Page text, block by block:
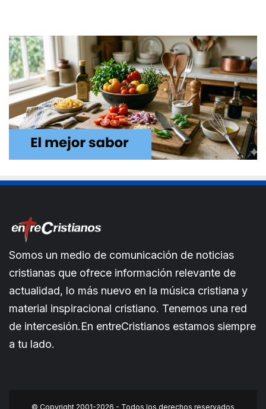
Somos un medio de comunicación de noticias
cristianas que ofrece información relevante de
actualidad, lo más nuevo en la música cristiana y
material inspiracional cristiano. Tenemos una red
de intercesión.En entreCristianos estamos siempre
a tu lado.
© Copyright 2001-2026 - Todos los derechos reservados